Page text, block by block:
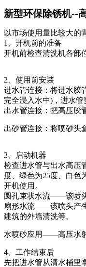
新型环保除锈机--
以市场使用量比较大的
1、开机前的准备
开机前检查清洗机各部
2、使用前安装
进水管连接：将进水胶
完全浸入水中)，进水管
出水管连接：把高压胶
出砂管连接：将喷砂头
3、启动机器
检查进水管与出水高压
度、绿色为25度、白色
开机使用。
圆孔束状水流——该喷头
扇形水流——该喷头产生
建筑的外墙清洗等。
水喷砂应用——高压水射
4、 工作结束后
先把进水管从清水桶里